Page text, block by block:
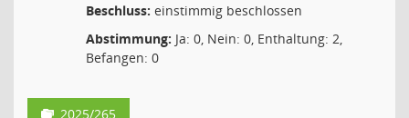
Beschluss: einstimmig beschlossen
Abstimmung: Ja: 0, Nein: 0, Enthaltung: 2,
Befangen: 0
2025/265